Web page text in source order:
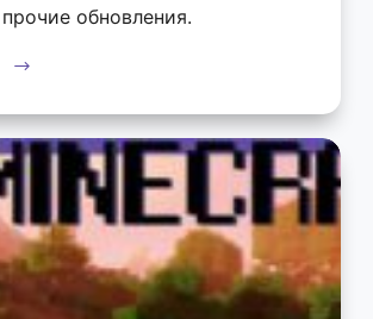
обновления.